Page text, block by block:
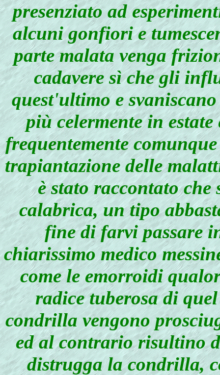
presenziato ad
alcuni gonfiori e
parte malata venga
cadavere sì che gli
quest'ultimo e
più celermente in
frequentemente
trapiantazione delle
è stato raccontato che
calabrica, un tipo
fine di farvi passare
chiarissimo medico
come le emorroidi
radice tuberosa di
condrilla vengono
ed al contrario risultino
distrugga la condrilla,